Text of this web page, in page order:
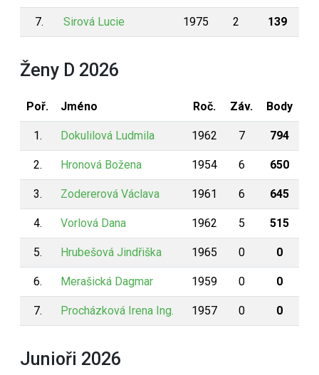
7. Sirová Lucie 1975 2 139
Ženy D 2026
Poř. Jméno Roč. Záv. Body
1. Dokulilová Ludmila 1962 7 794
2. Hronová Božena 1954 6 650
3. Zodererová Václava 1961 6 645
4. Vorlová Dana 1962 5 515
5. Hrubešová Jindřiška 1965 0 0
6. Merašická Dagmar 1959 0 0
7. Procházková Irena Ing. 1957 0 0
Junioři 2026